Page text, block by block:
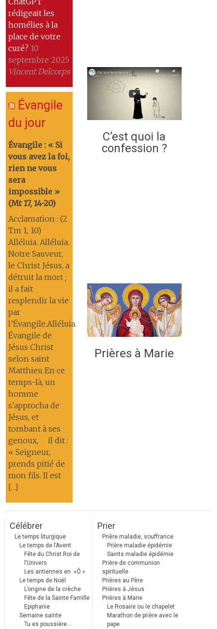
rédigeait les
homélies à la
place de votre
curé? 10
septembre 2025
Vincent Delcorps
Évangile
du jour
Évangile : « Si
vous avez la foi,
rien ne vous
sera
impossible »
(Mt 17, 14-20)
Acclamation : (2
Tm 1, 10)
Alléluia. Alléluia.
Notre Sauveur,
le Christ Jésus, a
détruit la mort ;
il a fait
resplendir la vie
par
l’Évangile.Alléluia.
Évangile de
Jésus Christ
selon saint
Matthieu En ce
temps-là, un
homme
s'approcha de
Jésus, et
tombant à ses
genoux, il dit :
« Seigneur,
prends pitié de
mon fils. Il est
[…]
C’est quoi la
confession ?
Prières à Marie
Célébrer
Le temps liturgique
Le temps de l’Avent
Fête du Christ Roi de
l’Univers
Les antiennes en »Ô »
Le temps de Noël
L’origine de la crèche
Fête de la Sainte Famille
Epiphanie
Semaine sainte
Tu es poussière…
Prier
Prière maladie, souffrance
Prière maladie épidémie
Saints maladie épidémie
Prière de communion
spirituelle
Prières au Père
Prières à Jésus
Prières à Marie
Le Rosaire ou le chapelet
Marathon de prière avec le
pape